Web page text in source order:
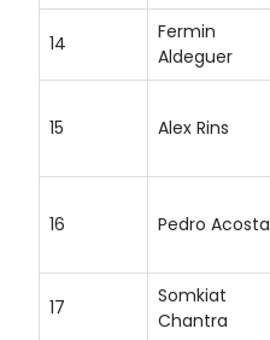
14
Fermin
Aldeguer
15 Alex Rins
16 Pedro Acosta
17
Somkiat
Chantra